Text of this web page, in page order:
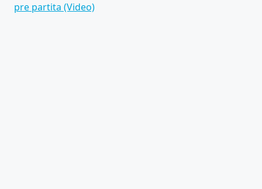
pre partita (Video)